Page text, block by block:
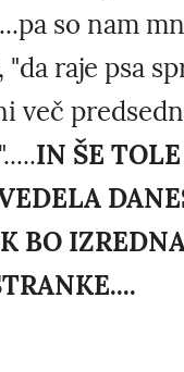
so nam
raje psa
več
IN ŠE
BO